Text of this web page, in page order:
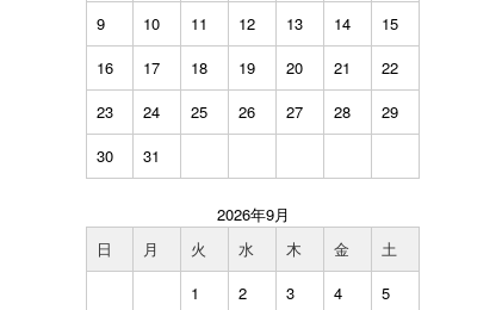
9
10 11 12 13 14
15
16
17 18 19 20 21
22
23
24 25 26 27 28
29
30
31
2026年9月
日
月 火 水 木 金
土
1
2 3 4
5